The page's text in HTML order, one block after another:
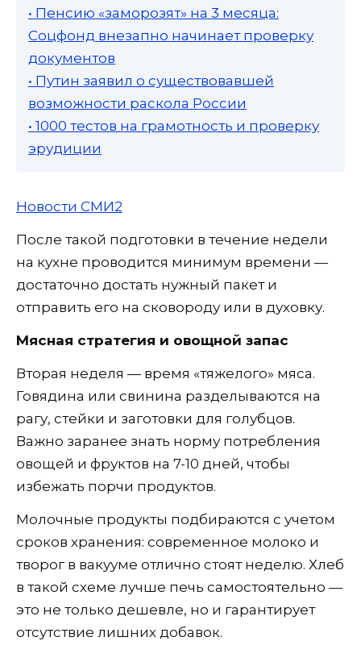
• Пенсию «заморозят» на 3 месяца:
Соцфонд внезапно начинает проверку
документов
• Путин заявил о существовавшей
возможности раскола России
• 1000 тестов на грамотность и проверку
эрудиции
Новости СМИ2
После такой подготовки в течение недели
на кухне проводится минимум времени —
достаточно достать нужный пакет и
отправить его на сковороду или в духовку.
Мясная стратегия и овощной запас
Вторая неделя — время «тяжелого» мяса.
Говядина или свинина разделываются на
рагу, стейки и заготовки для голубцов.
Важно заранее знать норму потребления
овощей и фруктов на 7-10 дней, чтобы
избежать порчи продуктов.
Молочные продукты подбираются с учетом
сроков хранения: современное молоко и
творог в вакууме отлично стоят неделю. Хлеб
в такой схеме лучше печь самостоятельно —
это не только дешевле, но и гарантирует
отсутствие лишних добавок.